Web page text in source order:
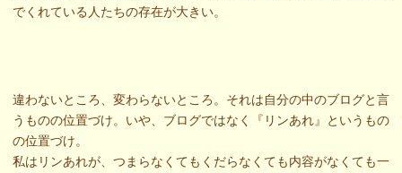
でくれている人たちの存在が大きい。
違わないところ、変わらないところ。それは自分の中のブログと言
うものの位置づけ。いや、ブログではなく『リンあれ』というもの
の位置づけ。
私はリンあれが、つまらなくてもくだらなくても内容がなくても一